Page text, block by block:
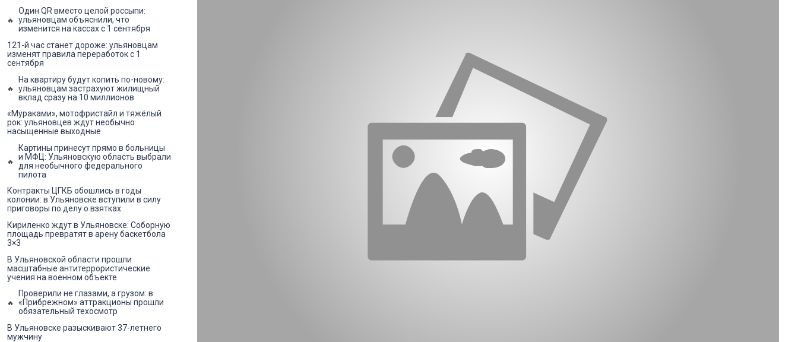
Один QR вместо целой россыпи:
ульяновцам объяснили, что
изменится на кассах с 1 сентября
121-й час станет дороже: ульяновцам
изменят правила переработок с 1
сентября
На квартиру будут копить по-новому:
ульяновцам застрахуют жилищный
вклад сразу на 10 миллионов
«Мураками», мотофристайл и тяжёлый
рок: ульяновцев ждут необычно
насыщенные выходные
Картины принесут прямо в больницы
и МФЦ: Ульяновскую область выбрали
для необычного федерального
пилота
Контракты ЦГКБ обошлись в годы
колонии: в Ульяновске вступили в силу
приговоры по делу о взятках
Кириленко ждут в Ульяновске: Соборную
площадь превратят в арену баскетбола
3×3
В Ульяновской области прошли
масштабные антитеррористические
учения на военном объекте
Проверили не глазами, а грузом: в
«Прибрежном» аттракционы прошли
обязательный техосмотр
В Ульяновске разыскивают 37-летнего
мужчину